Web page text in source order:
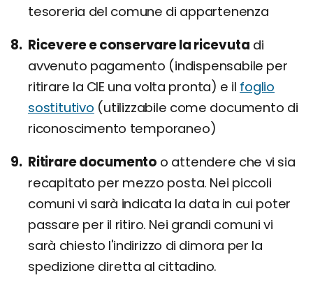
tesoreria del comune di appartenenza
Ricevere e conservare la ricevuta di
avvenuto pagamento (indispensabile per
ritirare la CIE una volta pronta) e il foglio
sostitutivo (utilizzabile come documento di
riconoscimento temporaneo)
Ritirare documento o attendere che vi sia
recapitato per mezzo posta. Nei piccoli
comuni vi sarà indicata la data in cui poter
passare per il ritiro. Nei grandi comuni vi
sarà chiesto l'indirizzo di dimora per la
spedizione diretta al cittadino.